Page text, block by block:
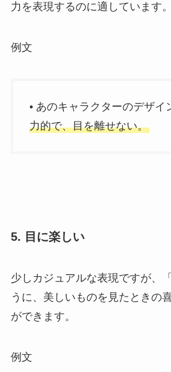
力を表現するのに適しています。
例文
• あのキャラクターのデザイ
力的で、目を離せない。
5. 目に楽しい
少しカジュアルな表現ですが、
うに、美しいものを見たときの
ができます。
例文